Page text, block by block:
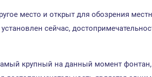
место и открыт для обозрения
сейчас,
крупный на данный момент